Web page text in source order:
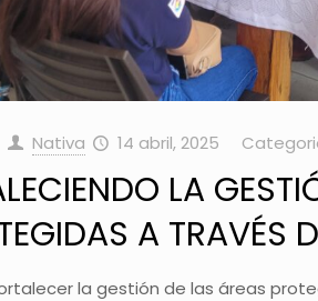
Nativa 14 abril, 2025
LA
A TRAVÉS
la gestión de las áreas